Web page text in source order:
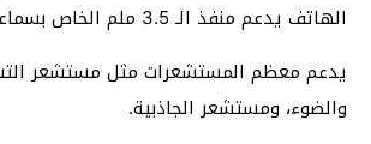
الهاتف يدعم منفذ الـ 3.5 ملم الخاص بسماعات الأذن
يدعم معظم المستشعرات مثل مستشعر
والضوء، ومستشعر الجاذبية.